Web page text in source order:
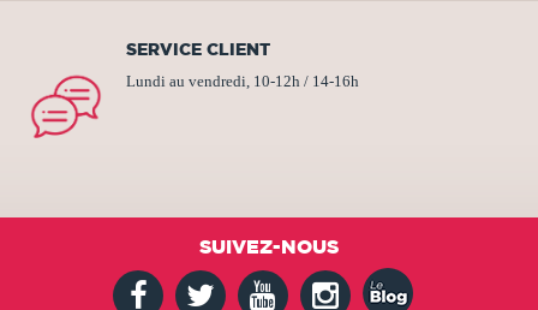
SERVICE CLIENT
Lundi au vendredi, 10-12h / 14-16h
SUIVEZ-NOUS